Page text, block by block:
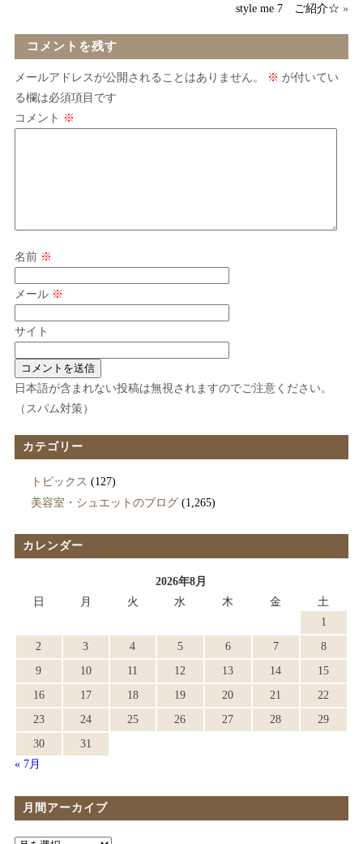
style me 7 ご紹介☆ »
コメントを残す
メールアドレスが公開されることはありません。 ※ が付いてい
る欄は必須項目です
コメント ※
名前 ※
メール ※
サイト
日本語が含まれない投稿は無視されますのでご注意ください。
（スパム対策）
カテゴリー
トピックス (127)
美容室・シュエットのブログ(1,265)
カレンダー
2026年8月
日
月 火 水 木 金
土
1
2
3 4 5 6 7
8
9
10 11 12 13 14
15
16
17 18 19 20 21
22
23
24 25 26 27 28
29
30
31
« 7月
月間アーカイブ